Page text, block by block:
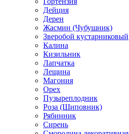
Дейция
Дерен
Жасмин (Чубушник)
Зверобой кустарниковый
Калина
Кизильник
Лапчатка
Лещина
Магония
Орех
Пузыреплодник
Роза (Шиповник)
Рябинник
Сирень